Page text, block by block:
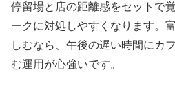
停留場と店の距離感をセットで
ークに対処しやすくなります。
しむなら、午後の遅い時間にカ
む運用が心強いです。